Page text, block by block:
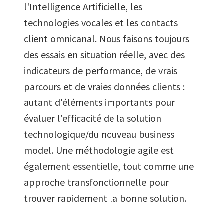
l'Intelligence Artificielle, les
technologies vocales et les contacts
client omnicanal. Nous faisons toujours
des essais en situation réelle, avec des
indicateurs de performance, de vrais
parcours et de vraies données clients :
autant d'éléments importants pour
évaluer l'efficacité de la solution
technologique/du nouveau business
model. Une méthodologie agile est
également essentielle, tout comme une
approche transfonctionnelle pour
trouver rapidement la bonne solution.